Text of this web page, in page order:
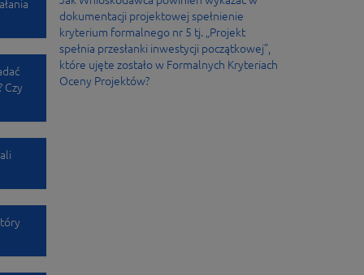
Czy
dokumentacji projektowej spełnienie
kryterium formalnego nr 5 tj. „Projekt
spełnia przesłanki inwestycji początkowej”,
które ujęte zostało w Formalnych Kryteriach
Oceny Projektów?